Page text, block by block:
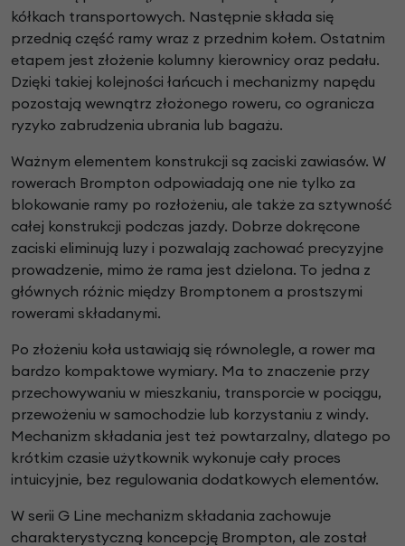
kółkach transportowych. Następnie składa się
przednią część ramy wraz z przednim kołem. Ostatnim
etapem jest złożenie kolumny kierownicy oraz pedału.
Dzięki takiej kolejności łańcuch i mechanizmy napędu
pozostają wewnątrz złożonego roweru, co ogranicza
ryzyko zabrudzenia ubrania lub bagażu.
Ważnym elementem konstrukcji są zaciski zawiasów. W
rowerach Brompton odpowiadają one nie tylko za
blokowanie ramy po rozłożeniu, ale także za sztywność
całej konstrukcji podczas jazdy. Dobrze dokręcone
zaciski eliminują luzy i pozwalają zachować precyzyjne
prowadzenie, mimo że rama jest dzielona. To jedna z
głównych różnic między Bromptonem a prostszymi
rowerami składanymi.
Po złożeniu koła ustawiają się równolegle, a rower ma
bardzo kompaktowe wymiary. Ma to znaczenie przy
przechowywaniu w mieszkaniu, transporcie w pociągu,
przewożeniu w samochodzie lub korzystaniu z windy.
Mechanizm składania jest też powtarzalny, dlatego po
krótkim czasie użytkownik wykonuje cały proces
intuicyjnie, bez regulowania dodatkowych elementów.
W serii G Line mechanizm składania zachowuje
charakterystyczną koncepcję Brompton, ale został